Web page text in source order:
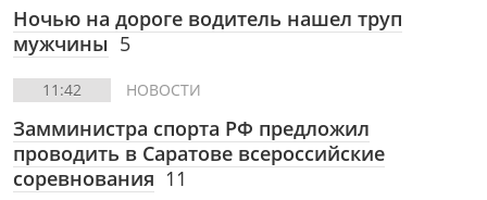
Ночью на дороге водитель нашел труп
мужчины 5
11:42 НОВОСТИ
Замминистра спорта РФ предложил
проводить в Саратове всероссийские
соревнования 11